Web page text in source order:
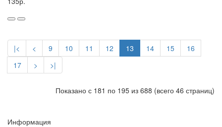
|< < 9 10 11 12 13 14 15
16
17
> >|
Показано с 181 по 195 из 688 (всего 46 страниц)
Информация